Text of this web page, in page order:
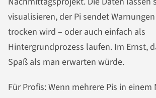
visualisieren, der Pi sendet Warnungen
trocken wird – oder auch einfach als
Hintergrundprozess laufen. Im Ernst,
Spaß als man erwarten würde.
Für Profis: Wenn mehrere Pis in